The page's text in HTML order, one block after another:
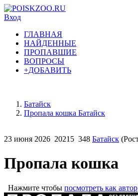
Вход
ГЛАВНАЯ
НАЙДЕННЫЕ
ПРОПАВШИЕ
ВОПРОСЫ
+ДОБАВИТЬ
Батайск
Пропала кошка Батайск
23 июня 2026 20215 348 Батайск
Пропала кошка
Нажмите чтобы посмотреть как автор